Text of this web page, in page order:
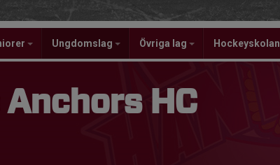
Ungdomslag Övriga lag Hockeyskolan
Anchors HC